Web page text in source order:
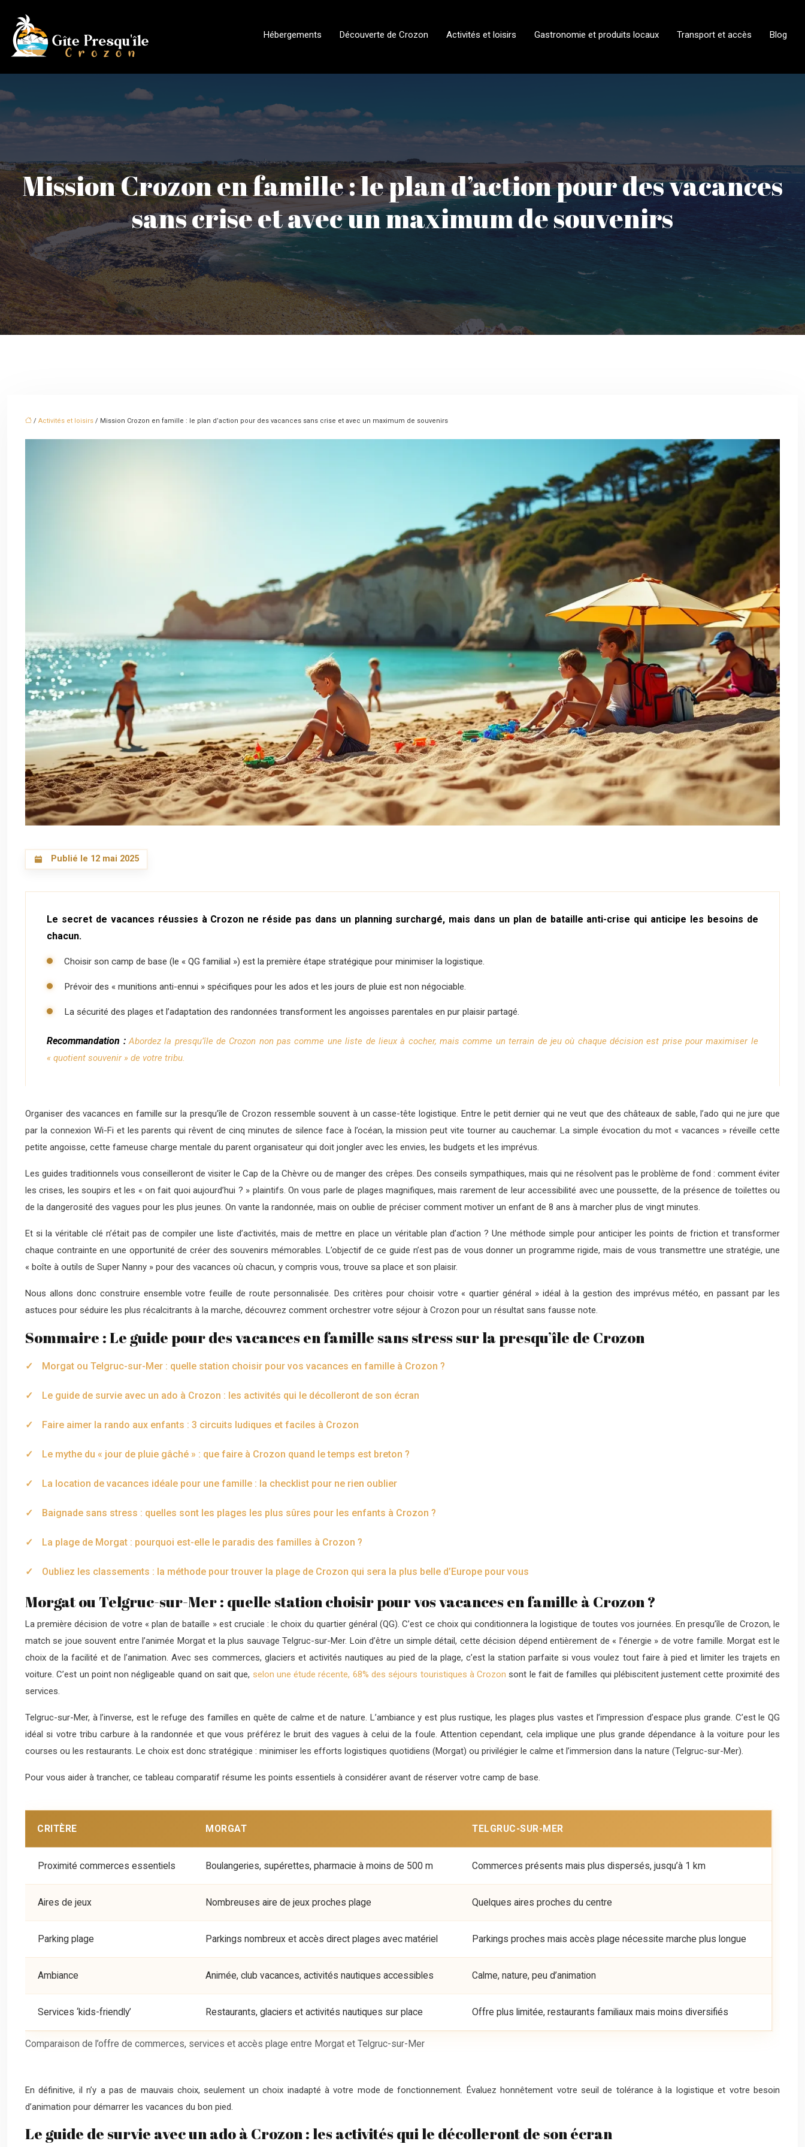
Hébergements Découverte de Crozon Activités et loisirs Gastronomie et produits locaux Transport et accès Blog
Mission Crozon en famille : le plan d’action pour des vacances
sans crise et avec un maximum de souvenirs
/ Activités et loisirs / Mission Crozon en famille : le plan d’action pour des vacances sans crise et avec un maximum de souvenirs
Publié le 12 mai 2025
Le secret de vacances réussies à Crozon ne réside pas dans un planning surchargé, mais dans un plan de bataille anti-crise qui anticipe les besoins de
chacun.
Choisir son camp de base (le « QG familial ») est la première étape stratégique pour minimiser la logistique.
Prévoir des « munitions anti-ennui » spécifiques pour les ados et les jours de pluie est non négociable.
La sécurité des plages et l’adaptation des randonnées transforment les angoisses parentales en pur plaisir partagé.
Recommandation :Abordez la presqu’île de Crozon non pas comme une liste de lieux à cocher, mais comme un terrain de jeu où chaque décision est prise pour maximiser le
« quotient souvenir » de votre tribu.
Organiser des vacances en famille sur la presqu’île de Crozon ressemble souvent à un casse-tête logistique. Entre le petit dernier qui ne veut que des châteaux de sable, l’ado qui ne jure que
par la connexion Wi-Fi et les parents qui rêvent de cinq minutes de silence face à l’océan, la mission peut vite tourner au cauchemar. La simple évocation du mot « vacances » réveille cette
petite angoisse, cette fameuse charge mentale du parent organisateur qui doit jongler avec les envies, les budgets et les imprévus.
Les guides traditionnels vous conseilleront de visiter le Cap de la Chèvre ou de manger des crêpes. Des conseils sympathiques, mais qui ne résolvent pas le problème de fond : comment éviter
les crises, les soupirs et les « on fait quoi aujourd’hui ? » plaintifs. On vous parle de plages magnifiques, mais rarement de leur accessibilité avec une poussette, de la présence de toilettes ou
de la dangerosité des vagues pour les plus jeunes. On vante la randonnée, mais on oublie de préciser comment motiver un enfant de 8 ans à marcher plus de vingt minutes.
Et si la véritable clé n’était pas de compiler une liste d’activités, mais de mettre en place un véritable plan d’action ? Une méthode simple pour anticiper les points de friction et transformer
chaque contrainte en une opportunité de créer des souvenirs mémorables. L’objectif de ce guide n’est pas de vous donner un programme rigide, mais de vous transmettre une stratégie, une
« boîte à outils de Super Nanny » pour des vacances où chacun, y compris vous, trouve sa place et son plaisir.
Nous allons donc construire ensemble votre feuille de route personnalisée. Des critères pour choisir votre « quartier général » idéal à la gestion des imprévus météo, en passant par les
astuces pour séduire les plus récalcitrants à la marche, découvrez comment orchestrer votre séjour à Crozon pour un résultat sans fausse note.
Sommaire : Le guide pour des vacances en famille sans stress sur la presqu’île de Crozon
Morgat ou Telgruc-sur-Mer : quelle station choisir pour vos vacances en famille à Crozon ?
Le guide de survie avec un ado à Crozon : les activités qui le décolleront de son écran
Faire aimer la rando aux enfants : 3 circuits ludiques et faciles à Crozon
Le mythe du « jour de pluie gâché » : que faire à Crozon quand le temps est breton ?
La location de vacances idéale pour une famille : la checklist pour ne rien oublier
Baignade sans stress : quelles sont les plages les plus sûres pour les enfants à Crozon ?
La plage de Morgat : pourquoi est-elle le paradis des familles à Crozon ?
Oubliez les classements : la méthode pour trouver la plage de Crozon qui sera la plus belle d’Europe pour vous
Morgat ou Telgruc-sur-Mer : quelle station choisir pour vos vacances en famille à Crozon ?
La première décision de votre « plan de bataille » est cruciale : le choix du quartier général (QG). C’est ce choix qui conditionnera la logistique de toutes vos journées. En presqu’île de Crozon, le
match se joue souvent entre l’animée Morgat et la plus sauvage Telgruc-sur-Mer. Loin d’être un simple détail, cette décision dépend entièrement de « l’énergie » de votre famille. Morgat est le
choix de la facilité et de l’animation. Avec ses commerces, glaciers et activités nautiques au pied de la plage, c’est la station parfaite si vous voulez tout faire à pied et limiter les trajets en
voiture. C’est un point non négligeable quand on sait que, selon une étude récente, 68% des séjours touristiques à Crozon sont le fait de familles qui plébiscitent justement cette proximité des
services.
Telgruc-sur-Mer, à l’inverse, est le refuge des familles en quête de calme et de nature. L’ambiance y est plus rustique, les plages plus vastes et l’impression d’espace plus grande. C’est le QG
idéal si votre tribu carbure à la randonnée et que vous préférez le bruit des vagues à celui de la foule. Attention cependant, cela implique une plus grande dépendance à la voiture pour les
courses ou les restaurants. Le choix est donc stratégique : minimiser les efforts logistiques quotidiens (Morgat) ou privilégier le calme et l’immersion dans la nature (Telgruc-sur-Mer).
Pour vous aider à trancher, ce tableau comparatif résume les points essentiels à considérer avant de réserver votre camp de base.
Comparaison de l’offre de commerces, services et accès plage entre Morgat et Telgruc-sur-Mer
CRITÈRE MORGAT TELGRUC-SUR-MER
Proximité commerces essentiels Boulangeries, supérettes, pharmacie à moins de 500 m Commerces présents mais plus dispersés, jusqu’à 1 km
Aires de jeux Nombreuses aire de jeux proches plage Quelques aires proches du centre
Parking plage Parkings nombreux et accès direct plages avec matériel Parkings proches mais accès plage nécessite marche plus longue
Ambiance Animée, club vacances, activités nautiques accessibles Calme, nature, peu d’animation
Services ‘kids-friendly’ Restaurants, glaciers et activités nautiques sur place Offre plus limitée, restaurants familiaux mais moins diversifiés
En définitive, il n’y a pas de mauvais choix, seulement un choix inadapté à votre mode de fonctionnement. Évaluez honnêtement votre seuil de tolérance à la logistique et votre besoin
d’animation pour démarrer les vacances du bon pied.
Le guide de survie avec un ado à Crozon : les activités qui le décolleront de son écran